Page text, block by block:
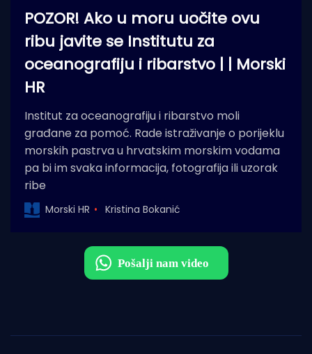
POZOR! Ako u moru uočite ovu
ribu javite se Institutu za
oceanografiju i ribarstvo | | Morski
HR
Institut za oceanografiju i ribarstvo moli
građane za pomoć. Rade istraživanje o porijeklu
morskih pastrva u hrvatskim morskim vodama
pa bi im svaka informacija, fotografija ili uzorak
ribe
Morski HR Kristina Bokanić